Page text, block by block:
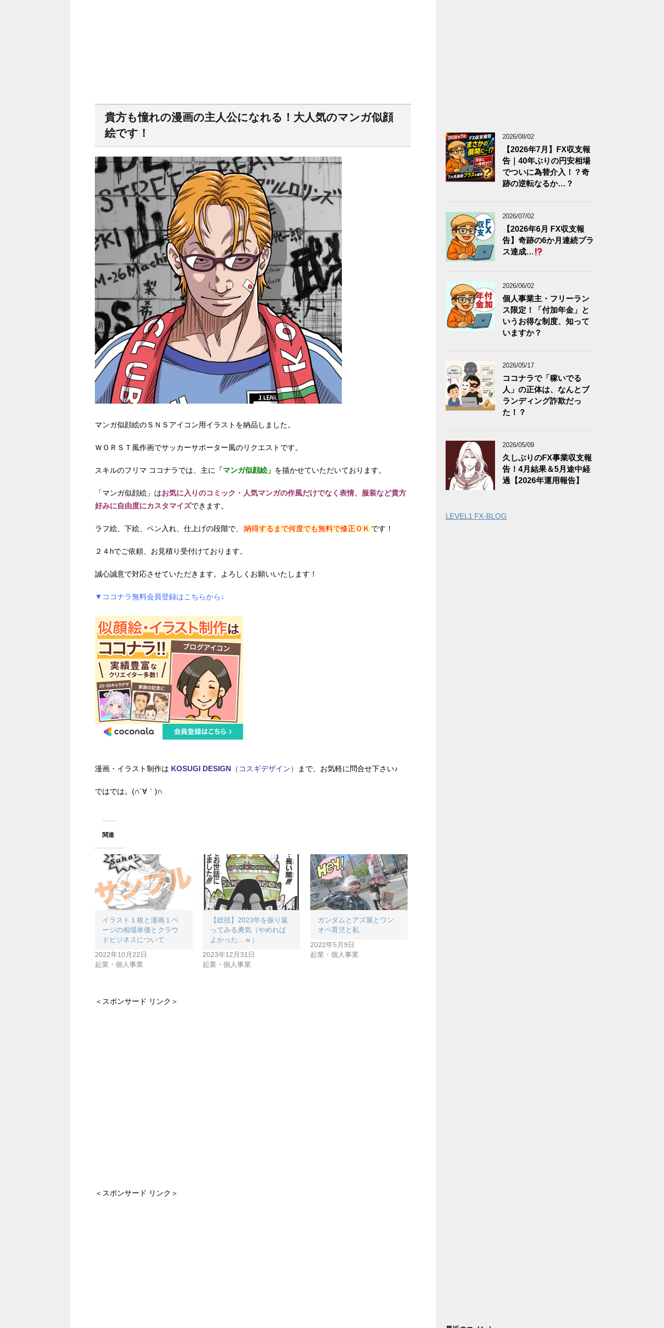
貴方も憧れの漫画の主人公になれる！大人気のマンガ似顔
絵です！
マンガ似顔絵のＳＮＳアイコン用イラストを納品しました。
ＷＯＲＳＴ風作画でサッカーサポーター風のリクエストです。
スキルのフリマ ココナラでは、主に 「マンガ似顔絵」 を描かせていただいております。
「マンガ似顔絵」はお気に入りのコミック・人気マンガの作風だけでなく表情、服装など貴方
好みに自由度にカスタマイズできます。
ラフ絵、下絵、ペン入れ、仕上げの段階で、 納得するまで何度でも無料で修正ＯＫ です！
２４hでご依頼、お見積り受付けております。
誠心誠意で対応させていただきます。よろしくお願いいたします！
▼ココナラ無料会員登録はこちらから↓
漫画・イラスト制作は KOSUGI DESIGN （コスギデザイン） まで、お気軽に問合せ下さい♪
ではでは。(∩´∀｀)∩
関連
イラスト１枚と漫画１ペ
ージの相場単価とクラウ
ドビジネスについて
2022年10月22日
起業・個人事業
【総括】2023年を振り返
ってみる勇気（やめれば
よかった…ｗ）
2023年12月31日
起業・個人事業
ガンダムとアズ展とワン
オペ育児と私
2022年5月9日
起業・個人事業
＜スポンサード リンク＞
＜スポンサード リンク＞
2026/08/02
【2026年7月】FX収支報
告｜40年ぶりの円安相場
でついに為替介入！？奇
跡の逆転なるか…？
2026/07/02
【2026年6月 FX収支報
告】奇跡の6か月連続プラ
ス達成…
2026/06/02
個人事業主・フリーラン
ス限定！「付加年金」と
いうお得な制度、知って
いますか？
2026/05/17
ココナラで「稼いでる
人」の正体は、なんとブ
ランディング詐欺だっ
た！？
2026/05/09
久しぶりのFX事業収支報
告！4月結果＆5月途中経
過【2026年運用報告】
LEVEL1 FX-BLOG